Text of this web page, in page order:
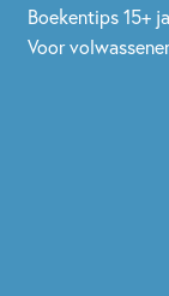
Boekentips 15+
Voor